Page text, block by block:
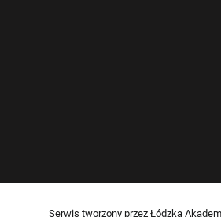
Serwis tworzony przez Łódzką